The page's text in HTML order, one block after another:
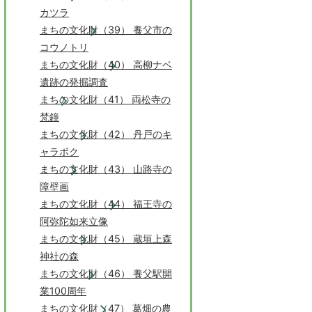
カツラ
まちの文化財（39） 養父市の
コウノトリ
まちの文化財（40） 高柳ナベ
遺跡の発掘調査
まちの文化財（41） 両松寺の
梵鐘
まちの文化財（42） 丹戸のキ
ャラボク
まちの文化財（43） 山路寺の
障壁画
まちの文化財（44） 福王寺の
阿弥陀如来立像
まちの文化財（45） 蔵垣上森
神社の森
まちの文化財（46） 養父駅開
業100周年
まちの文化財（47） 葛畑の農